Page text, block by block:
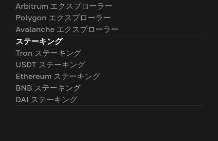
Arbitrum エクスプローラー
Polygon エクスプローラー
Avalanche エクスプローラー
ステーキング
Tron ステーキング
USDT ステーキング
Ethereum ステーキング
BNB ステーキング
DAI ステーキング